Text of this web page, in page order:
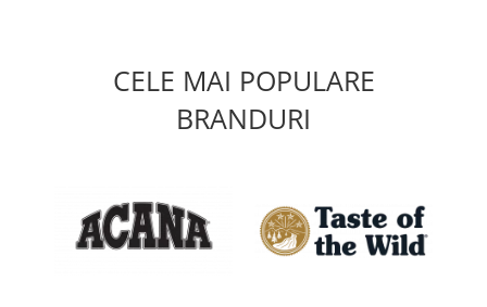
CELE MAI POPULARE
BRANDURI